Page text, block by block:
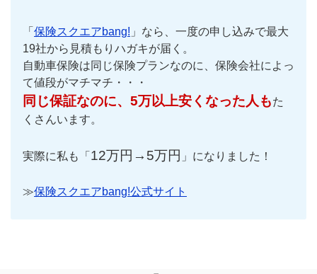
「 保険スクエアbang! 」なら、一度の申し込みで最大
19社から見積もりハガキが届く。
自動車保険は同じ保険プランなのに、保険会社によっ
て値段がマチマチ・・・
同じ保証なのに、5万以上安くなった人もた
くさんいます。
実際に私も「 12万円→5万円 」になりました！
≫保険スクエアbang!公式サイト